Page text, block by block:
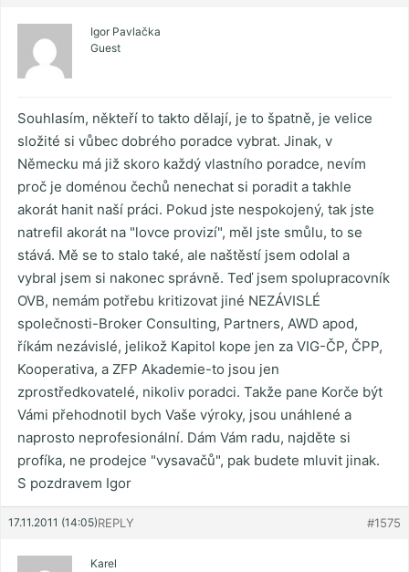
Igor Pavlačka
Guest
Souhlasím, někteří to takto dělají, je to špatně, je velice
složité si vůbec dobrého poradce vybrat. Jinak, v
Německu má již skoro každý vlastního poradce, nevím
proč je doménou čechů nenechat si poradit a takhle
akorát hanit naší práci. Pokud jste nespokojený, tak jste
natrefil akorát na "lovce provizí", měl jste smůlu, to se
stává. Mě se to stalo také, ale naštěstí jsem odolal a
vybral jsem si nakonec správně. Teď jsem spolupracovník
OVB, nemám potřebu kritizovat jiné NEZÁVISLÉ
společnosti-Broker Consulting, Partners, AWD apod,
říkám nezávislé, jelikož Kapitol kope jen za VIG-ČP, ČPP,
Kooperativa, a ZFP Akademie-to jsou jen
zprostředkovatelé, nikoliv poradci. Takže pane Korče být
Vámi přehodnotil bych Vaše výroky, jsou unáhlené a
naprosto neprofesionální. Dám Vám radu, najděte si
profíka, ne prodejce "vysavačů", pak budete mluvit jinak.
S pozdravem Igor
17.11.2011 (14:05) #1575
REPLY
Karel